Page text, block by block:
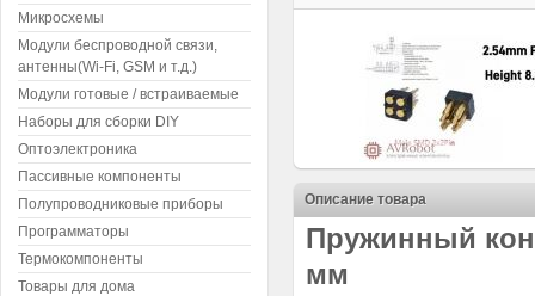
Описание товара
Пружинный
мм
Микросхемы
Модули беспроводной связи,
антенны(Wi-Fi, GSM и т.д.)
Модули готовые / встраиваемые
Наборы для сборки DIY
Оптоэлектроника
Пассивные компоненты
Полупроводниковые приборы
Программаторы
Термокомпоненты
Товары для дома